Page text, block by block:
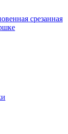
срезанная